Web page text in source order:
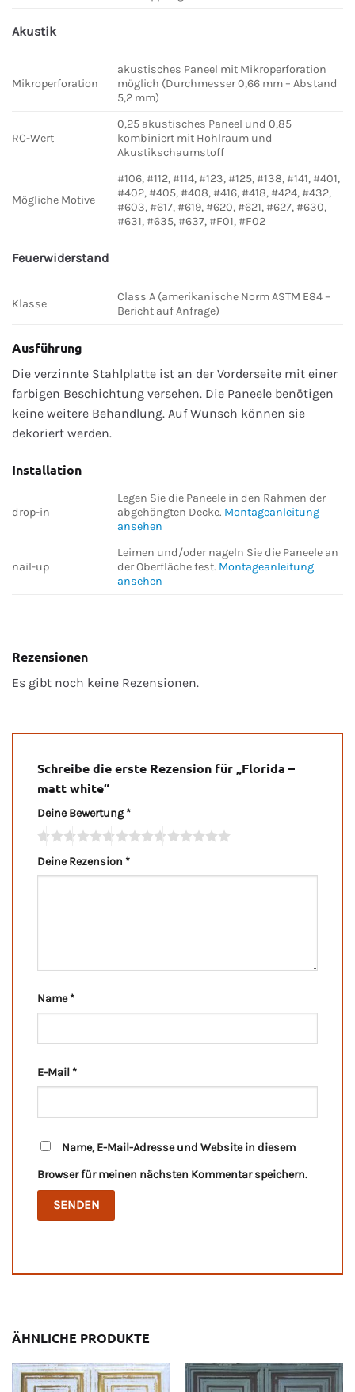
Akustik
Mikroperforation
akustisches Paneel mit Mikroperforation
möglich (Durchmesser 0,66 mm – Abstand
5,2 mm)
RC-Wert
0,25 akustisches Paneel und 0,85
kombiniert mit Hohlraum und
Akustikschaumstoff
Mögliche Motive
#106, #112, #114, #123, #125, #138, #141, #401,
#402, #405, #408, #416, #418, #424, #432,
#603, #617, #619, #620, #621, #627, #630,
#631, #635, #637, #F01, #F02
Feuerwiderstand
Klasse
Class A (amerikanische Norm ASTM E84 –
Bericht auf Anfrage)
Ausführung
Die verzinnte Stahlplatte ist an der Vorderseite mit einer
farbigen Beschichtung versehen. Die Paneele benötigen
keine weitere Behandlung. Auf Wunsch können sie
dekoriert werden.
Installation
drop-in
Legen Sie die Paneele in den Rahmen der
abgehängten Decke. Montageanleitung
ansehen
nail-up
Leimen und/oder nageln Sie die Paneele an
der Oberfläche fest. Montageanleitung
ansehen
Rezensionen
Es gibt noch keine Rezensionen.
Schreibe die erste Rezension für „Florida –
matt white“
Deine Bewertung*
Deine Rezension *
Name*
E-Mail*
Name, E-Mail-Adresse und Website in diesem
Browser für meinen nächsten Kommentar speichern.
ÄHNLICHE PRODUKTE